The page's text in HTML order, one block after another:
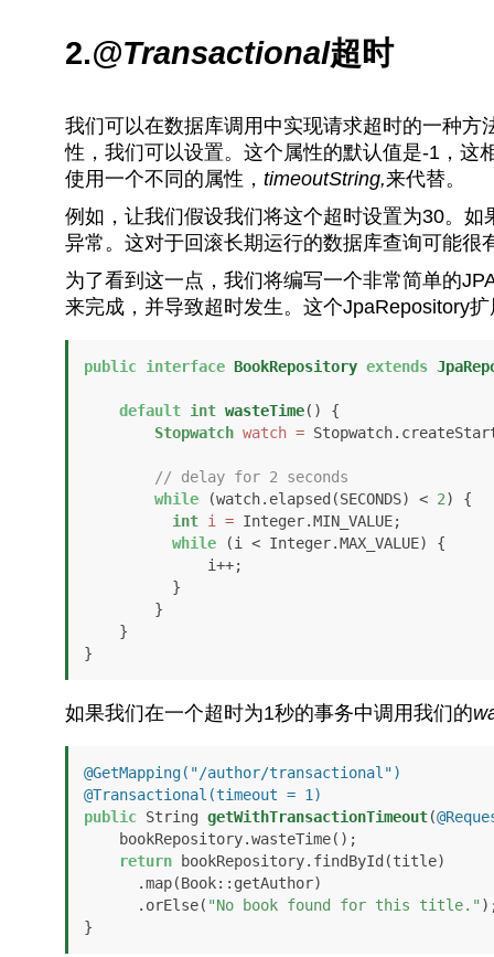
2.@Transactional超时
我们可以在数据库调用中实现请求超时的一种方
性，我们可以设置。这个属性的默认值是-1，这
使用一个不同的属性， timeoutString,来代替。
例如，让我们假设我们将这个超时设置为30。
异常。这对于回滚长期运行的数据库查询可能很
为了看到这一点，我们将编写一个非常简单的
来完成，并导致超时发生。这个JpaRepository
public interface BookRepository extends
default int wasteTime()
{
Stopwatch watch =
// delay for 2 seconds
while (watch.elapsed(SECONDS) < 2) {
int i = Integer.MIN_VALUE;
while (i < Integer.MAX_VALUE) {
}
如果我们在一个超时为1秒的事务中调用我们的
@GetMapping("/author/transactional")
@Transactional(timeout = 1)
public String getWithTransactionTimeout(
return bookRepository.findById(title)
      .orElse(
"No book found for this title."
}